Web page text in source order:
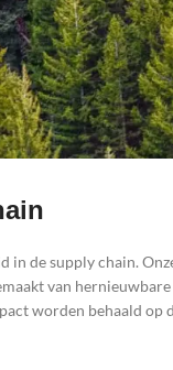
de supply chain.
van
worden behaald